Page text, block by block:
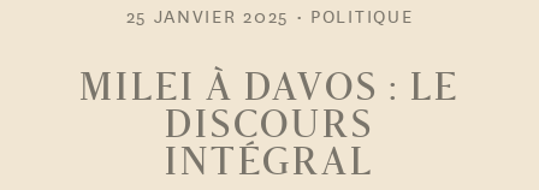
25 JANVIER 2025 • POLITIQUE
MILEI À DAVOS : LE
DISCOURS
INTÉGRAL